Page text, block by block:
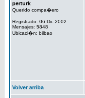
perturk
Querido compa�ero
Registrado: 06 Dic 2002
Mensajes: 5848
Ubicaci�n: bilbao
Volver arriba